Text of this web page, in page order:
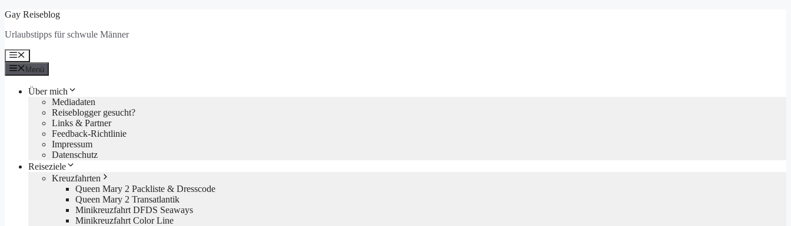
Zum
springen
Gay Reiseblog
Urlaubstipps für schwule Männer
Menü
Menü
Über mich
Mediadaten
Reiseblogger gesucht?
Links & Partner
Feedback-Richtlinie
Impressum
Datenschutz
Reiseziele
Kreuzfahrten
Queen Mary 2 Packliste & Dresscode
Queen Mary 2 Transatlantik
Minikreuzfahrt DFDS Seaways
Minikreuzfahrt Color Line